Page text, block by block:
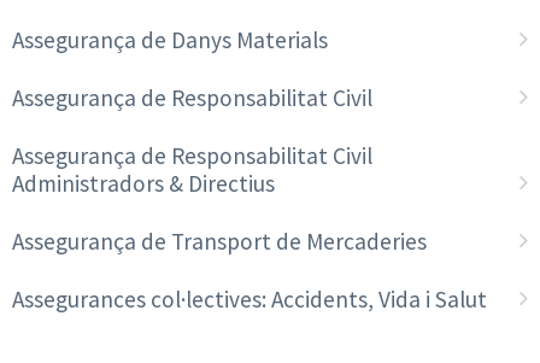
Assegurança de Danys Materials
Assegurança de Responsabilitat Civil
Assegurança de Responsabilitat Civil
Administradors & Directius
Assegurança de Transport de Mercaderies
Assegurances col·lectives: Accidents, Vida i Salut